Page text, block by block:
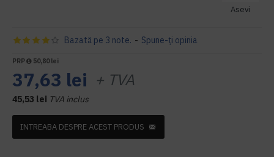
Asevi
Bazată pe 3 note. - Spune-ţi opinia
PRP 50,80 lei
37,63 lei + TVA
45,53 lei TVA inclus
INTREABA DESPRE ACEST PRODUS